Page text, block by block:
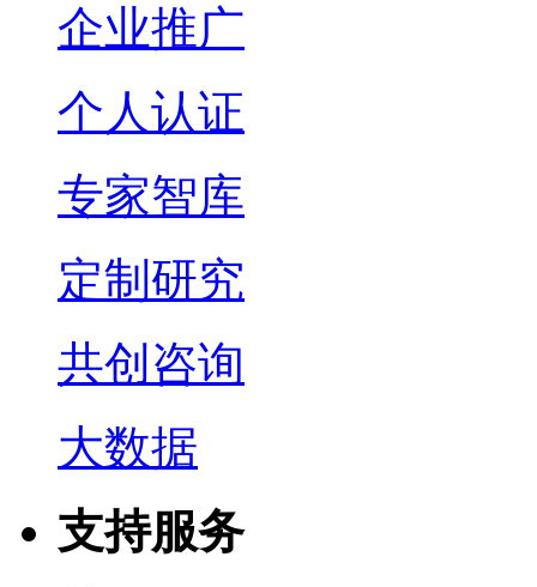
企业推广
个人认证
专家智库
定制研究
共创咨询
大数据
支持服务